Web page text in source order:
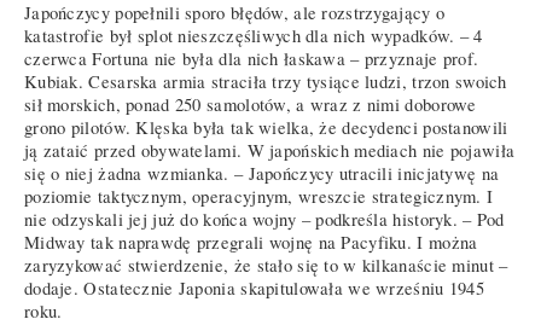
Japończycy popełnili sporo błędów, ale rozstrzygający o
katastrofie był splot nieszczęśliwych dla nich wypadków. – 4
czerwca Fortuna nie była dla nich łaskawa – przyznaje prof.
Kubiak. Cesarska armia straciła trzy tysiące ludzi, trzon swoich
sił morskich, ponad 250 samolotów, a wraz z nimi doborowe
grono pilotów. Klęska była tak wielka, że decydenci postanowili
ją zataić przed obywatelami. W japońskich mediach nie pojawiła
się o niej żadna wzmianka. – Japończycy utracili inicjatywę na
poziomie taktycznym, operacyjnym, wreszcie strategicznym. I
nie odzyskali jej już do końca wojny – podkreśla historyk. – Pod
Midway tak naprawdę przegrali wojnę na Pacyfiku. I można
zaryzykować stwierdzenie, że stało się to w kilkanaście minut –
dodaje. Ostatecznie Japonia skapitulowała we wrześniu 1945
roku.